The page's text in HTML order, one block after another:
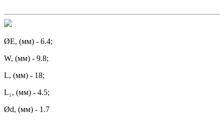
ØE, (мм) - 6.4;
W, (мм) - 9.8;
L, (мм) - 18;
L₁, (мм) - 4.5;
Ød, (мм) - 1.7